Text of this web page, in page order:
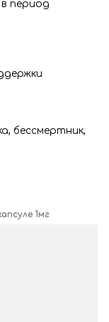
период
бессмертник,
1мг